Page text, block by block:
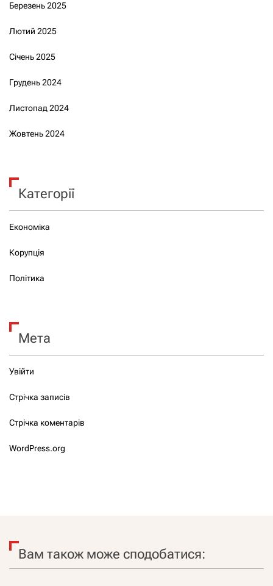
Березень 2025
Лютий 2025
Січень 2025
Грудень 2024
Листопад 2024
Жовтень 2024
Категорії
Економіка
Корупція
Політика
Мета
Увійти
Стрічка записів
Стрічка коментарів
WordPress.org
Вам також може сподобатися: